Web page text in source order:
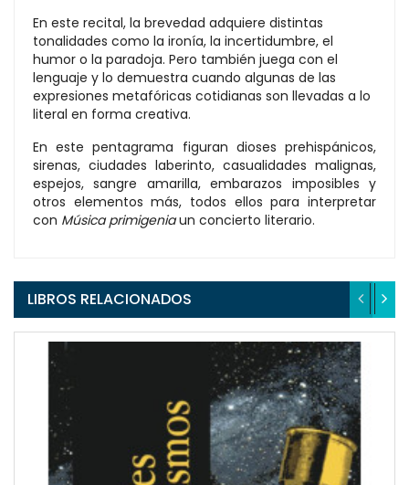
En este recital, la brevedad adquiere distintas
tonalidades como la ironía, la incertidumbre, el
humor o la paradoja. Pero también juega con el
lenguaje y lo demuestra cuando algunas de las
expresiones metafóricas cotidianas son llevadas a lo
literal en forma creativa.
En este pentagrama figuran dioses prehispánicos,
sirenas, ciudades laberinto, casualidades malignas,
espejos, sangre amarilla, embarazos imposibles y
otros elementos más, todos ellos para interpretar
con Música primigeniaun concierto literario.
LIBROS RELACIONADOS